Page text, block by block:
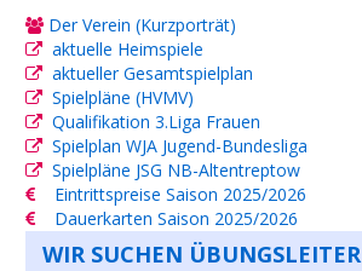
Der Verein (Kurzporträt)
aktuelle Heimspiele
aktueller Gesamtspielplan
Spielpläne (HVMV)
Qualifikation 3.Liga Frauen
Spielplan WJA Jugend-Bundesliga
Spielpläne JSG NB-Altentreptow
Eintrittspreise Saison 2025/2026
Dauerkarten Saison 2025/2026
WIR SUCHEN ÜBUNGSLEITER